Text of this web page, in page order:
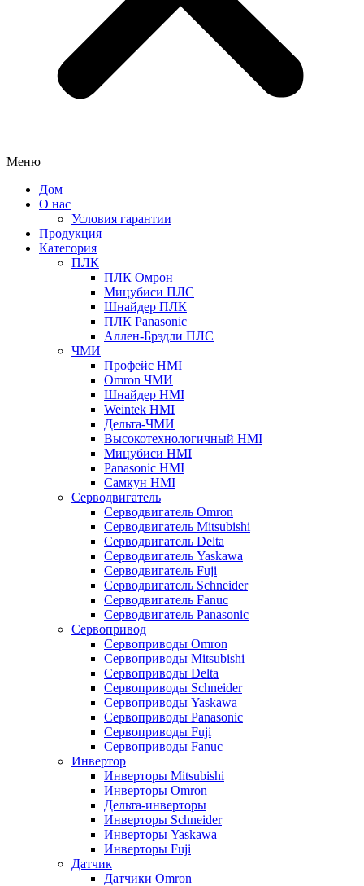
Меню
Дом
О нас
Условия гарантии
Продукция
Категория
ПЛК
ПЛК Омрон
Мицубиси ПЛС
Шнайдер ПЛК
ПЛК Panasonic
Аллен-Брэдли ПЛС
ЧМИ
Профейс HMI
Omron ЧМИ
Шнайдер HMI
Weintek HMI
Дельта-ЧМИ
Высокотехнологичный HMI
Мицубиси HMI
Panasonic HMI
Самкун HMI
Серводвигатель
Серводвигатель Omron
Серводвигатель Mitsubishi
Серводвигатель Delta
Серводвигатель Yaskawa
Серводвигатель Fuji
Серводвигатель Schneider
Серводвигатель Fanuc
Серводвигатель Panasonic
Сервопривод
Сервоприводы Omron
Сервоприводы Mitsubishi
Сервоприводы Delta
Сервоприводы Schneider
Сервоприводы Yaskawa
Сервоприводы Panasonic
Сервоприводы Fuji
Сервоприводы Fanuc
Инвертор
Инверторы Mitsubishi
Инверторы Omron
Дельта-инверторы
Инверторы Schneider
Инверторы Yaskawa
Инверторы Fuji
Датчик
Датчики Omron